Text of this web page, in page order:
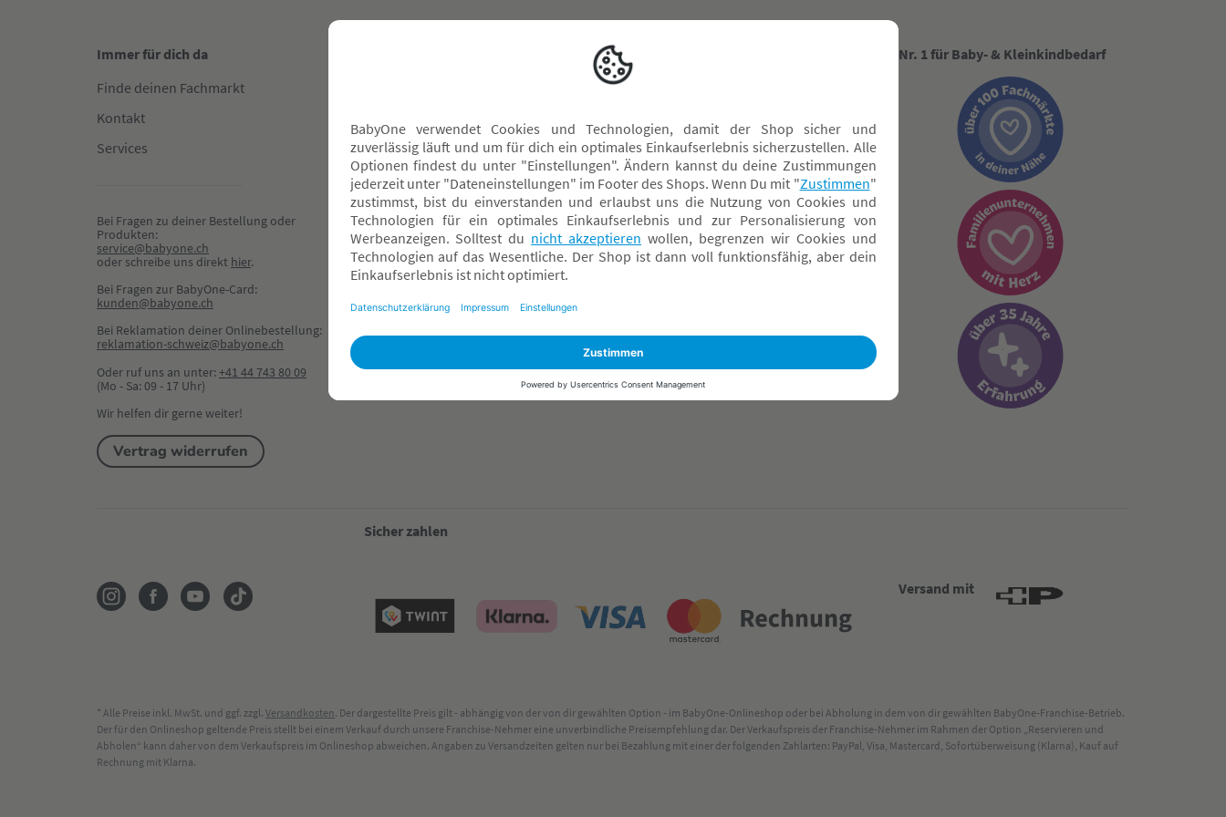
Immer für dich da
Finde deinen Fachmarkt
Kontakt
Services
Bei Fragen zu deiner Bestellung oder
Produkten:
service@babyone.ch
oder schreibe uns direkt hier.
Bei Fragen zur BabyOne-Card:
kunden@babyone.ch
Bei Reklamation deiner Onlinebestellung:
reklamation-schweiz@babyone.ch
Oder ruf uns an unter:+41 44 743 80 09
(Mo - Sa: 09 - 17 Uhr)
Wir helfen dir gerne weiter!
Vertrag widerrufen
Hilfe & FAQ
Zahlung & Versand
Newsletter
Gewinnspiele
Dein Konto
Welcome Box
Über BabyOne
Soziales Engagement
Nachhaltigkeit
Presse
Sicherheit & Rückrufe
Ratgeber Übersicht
Widerrufsrecht
Dateneinstellungen
Impressum
Widerrufsantrag
Nr. 1 für Baby- & Kleinkindbedarf
Sicher zahlen
Versand mit
* Alle Preise inkl. MwSt. und ggf. zzgl. Versandkosten. Der dargestellte Preis gilt - abhängig von der von dir gewählten Option - im BabyOne-Onlineshop oder bei Abholung in dem von dir gewählten BabyOne-Franchise-Betrieb.
Der für den Onlineshop geltende Preis stellt bei einem Verkauf durch unsere Franchise-Nehmer eine unverbindliche Preisempfehlung dar. Der Verkaufspreis der Franchise-Nehmer im Rahmen der Option „Reservieren und
Abholen“ kann daher von dem Verkaufspreis im Onlineshop abweichen. Angaben zu Versandzeiten gelten nur bei Bezahlung mit einer der folgenden Zahlarten: PayPal, Visa, Mastercard, Sofortüberweisung (Klarna), Kauf auf
Rechnung mit Klarna.